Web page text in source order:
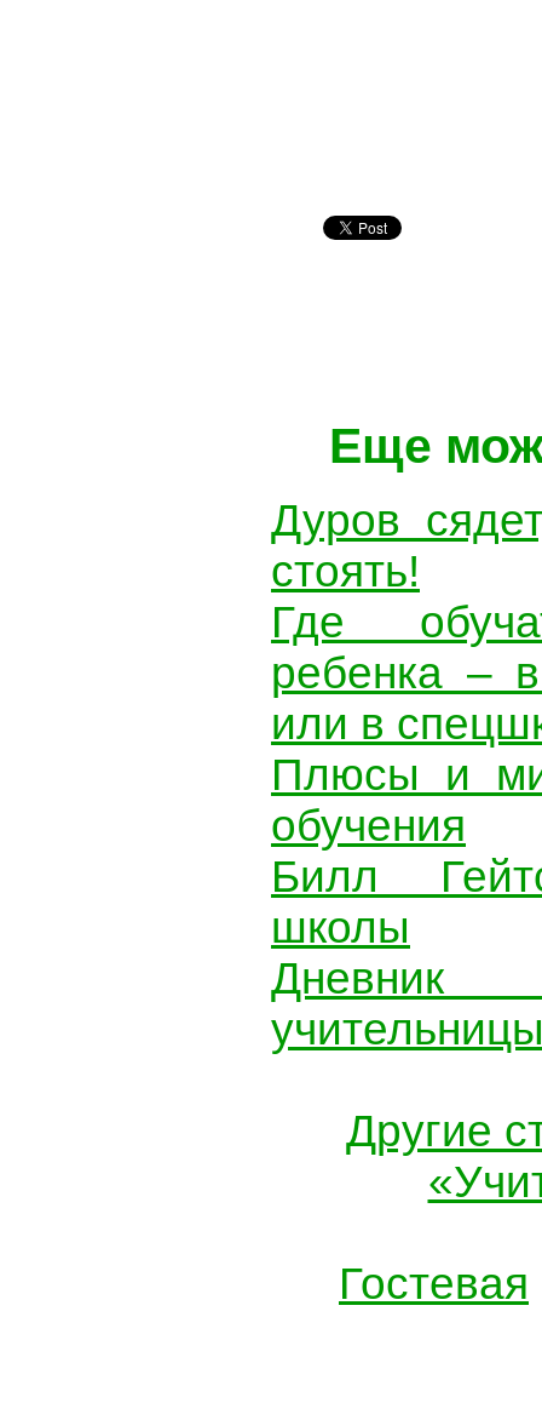
Еще
Дуров
стоять!
Где
ребенка –
или в
Плюсы и
обучения
Билл
школы
Другие
Гостевая